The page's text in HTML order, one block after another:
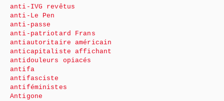
anti-IVG revêtus
anti-Le Pen
anti-passe
anti-patriotard Frans
antiautoritaire américain
anticapitaliste affichant
antidouleurs opiacés
antifa
antifasciste
antiféministes
Antigone